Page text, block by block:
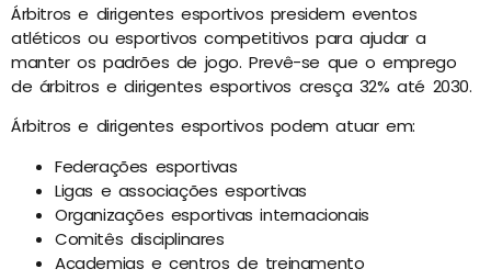
Árbitros e dirigentes esportivos presidem eventos
atléticos ou esportivos competitivos para ajudar a
manter os padrões de jogo. Prevê-se que o emprego
de árbitros e dirigentes esportivos cresça 32% até 2030.
Árbitros e dirigentes esportivos podem atuar em:
Federações esportivas
Ligas e associações esportivas
Organizações esportivas internacionais
Comitês disciplinares
Academias e centros de treinamento